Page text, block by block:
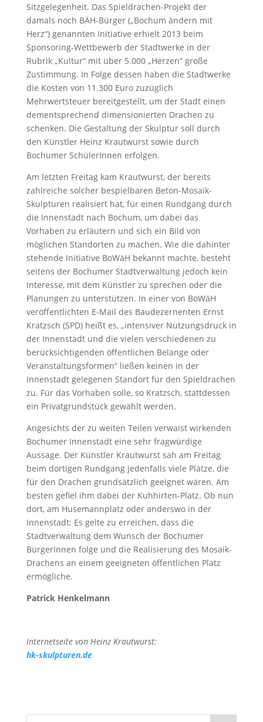
Sitzgelegenheit. Das Spieldrachen-Projekt der
damals noch BÄH-Bürger („Bochum ändern mit
Herz“) genannten Initiative erhielt 2013 beim
Sponsoring-Wettbewerb der Stadtwerke in der
Rubrik „Kultur“ mit über 5.000 „Herzen“ große
Zustimmung. In Folge dessen haben die Stadtwerke
die Kosten von 11.300 Euro zuzüglich
Mehrwertsteuer bereitgestellt, um der Stadt einen
dementsprechend dimensionierten Drachen zu
schenken. Die Gestaltung der Skulptur soll durch
den Künstler Heinz Krautwurst sowie durch
Bochumer SchülerInnen erfolgen.
Am letzten Freitag kam Krautwurst, der bereits
zahlreiche solcher bespielbaren Beton-Mosaik-
Skulpturen realisiert hat, für einen Rundgang durch
die Innenstadt nach Bochum, um dabei das
Vorhaben zu erläutern und sich ein Bild von
möglichen Standorten zu machen. Wie die dahinter
stehende Initiative BoWäH bekannt machte, besteht
seitens der Bochumer Stadtverwaltung jedoch kein
Interesse, mit dem Künstler zu sprechen oder die
Planungen zu unterstützen. In einer von BoWäH
veröffentlichten E-Mail des Baudezernenten Ernst
Kratzsch (SPD) heißt es, „intensiver Nutzungsdruck in
der Innenstadt und die vielen verschiedenen zu
berücksichtigenden öffentlichen Belange oder
Veranstaltungsformen“ ließen keinen in der
Innenstadt gelegenen Standort für den Spieldrachen
zu. Für das Vorhaben solle, so Kratzsch, stattdessen
ein Privatgrundstück gewählt werden.
Angesichts der zu weiten Teilen verwaist wirkenden
Bochumer Innenstadt eine sehr fragwürdige
Aussage. Der Künstler Krautwurst sah am Freitag
beim dortigen Rundgang jedenfalls viele Plätze, die
für den Drachen grundsätzlich geeignet wären. Am
besten gefiel ihm dabei der Kuhhirten-Platz. Ob nun
dort, am Husemannplatz oder anderswo in der
Innenstadt: Es gelte zu erreichen, dass die
Stadtverwaltung dem Wunsch der Bochumer
BürgerInnen folge und die Realisierung des Mosaik-
Drachens an einem geeigneten öffentlichen Platz
ermögliche.
Patrick Henkelmann
Internetseite von Heinz Krautwurst:
hk-skulpturen.de